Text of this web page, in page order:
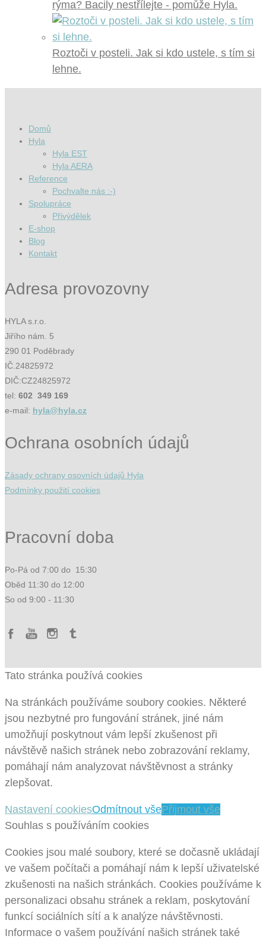
rýma? Bacily nestřílejte - pomůže Hyla.
Roztoči v posteli. Jak si kdo ustele, s tím si
lehne.
Domů
Hyla
Hyla EST
Hyla AERA
Reference
Pochvalte nás :-)
Spolupráce
Přivýdělek
E-shop
Blog
Kontakt
Adresa provozovny
HYLA s.r.o.
Jiřího nám. 5
290 01 Poděbrady
IČ.24825972
DIČ:CZ24825972
tel: 602 349 169
e-mail: hyla@hyla.cz
Ochrana osobních údajů
Zásady ochrany osovních údajů Hyla
Podmínky použití cookies
Pracovní doba
Po-Pá od 7:00 do 15:30
Oběd 11:30 do 12:00
So od 9:00 - 11:30
Tato stránka používá cookies
Na stránkách používáme soubory cookies. Některé
jsou nezbytné pro fungování stránek, jiné nám
umožňují poskytnout vám lepší zkušenost při
návštěvě našich stránek nebo zobrazování reklamy,
pomáhají nám analyzovat návštěvnost a stránky
zlepšovat.
Nastavení cookiesOdmítnout všePřijmout vše
Souhlas s používáním cookies
Cookies jsou malé soubory, které se dočasně ukládají
ve vašem počítači a pomáhají nám k lepší uživatelské
zkušenosti na našich stránkách. Cookies používáme k
personalizaci obsahu stránek a reklam, poskytování
funkcí sociálních sítí a k analýze návštěvnosti.
Informace o vašem používání našich stránek také